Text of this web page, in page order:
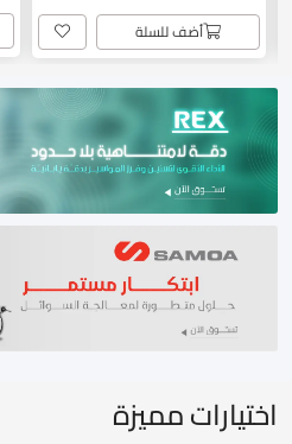
أضف للسلة
اختيارات مميزة